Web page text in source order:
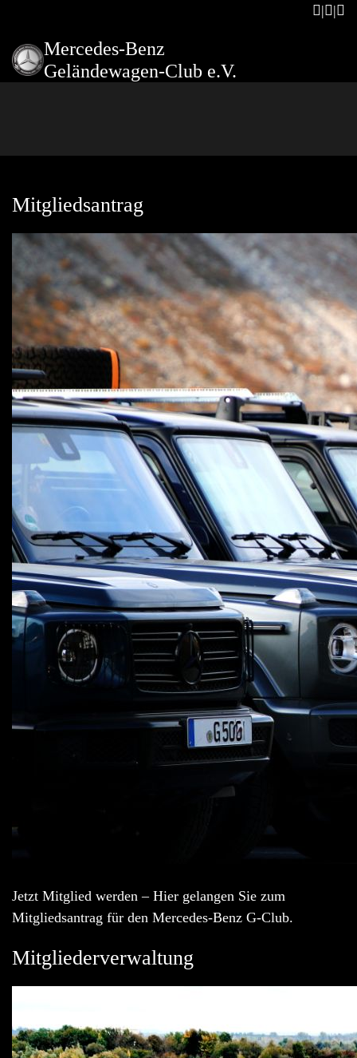
Mercedes-Benz
Geländewagen-Club e.V.
Mitgliedsantrag
Jetzt Mitglied werden – Hier gelangen Sie zum
Mitgliedsantrag für den Mercedes-Benz G-Club.
Mitgliederverwaltung